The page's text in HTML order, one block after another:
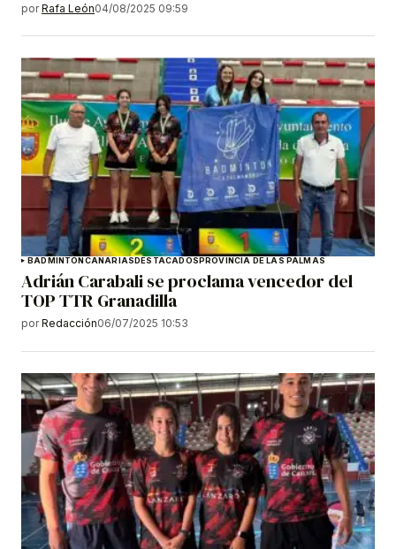
por Rafa León04/08/2025 09:59
BADMINTÓN CANARIAS DESTACADOS PROVINCIA DE LAS PALMAS
Adrián Carabali se proclama vencedor del
TOP TTR Granadilla
por Redacción06/07/2025 10:53